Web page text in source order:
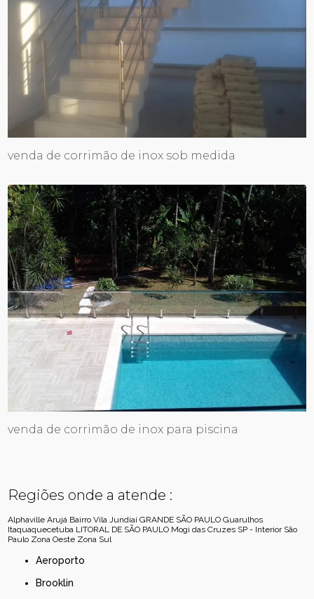
venda de corrimão de inox sob medida
venda de corrimão de inox para piscina
Regiões onde a atende :
Alphaville Arujá Bairro Vila Jundiaí GRANDE SÃO PAULO Guarulhos
Itaquaquecetuba LITORAL DE SÃO PAULO Mogi das Cruzes SP - Interior São
Paulo Zona Oeste Zona Sul
Aeroporto
Brooklin